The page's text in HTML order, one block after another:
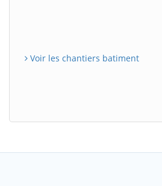
Voir les chantiers batiment